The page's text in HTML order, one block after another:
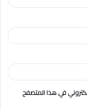
في هذا المتصفح